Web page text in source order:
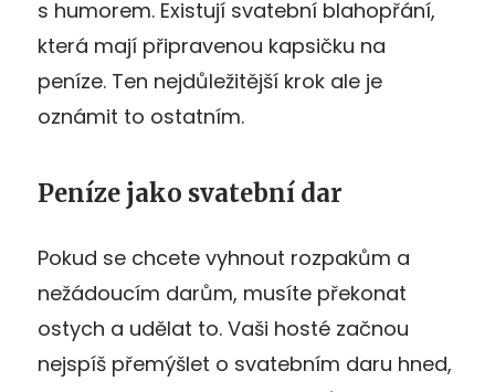
s humorem. Existují svatební blahopřání,
která mají připravenou kapsičku na
peníze. Ten nejdůležitější krok ale je
oznámit to ostatním.
Peníze jako svatební dar
Pokud se chcete vyhnout rozpakům a
nežádoucím darům, musíte překonat
ostych a udělat to. Vaši hosté začnou
nejspíš přemýšlet o svatebním daru hned,